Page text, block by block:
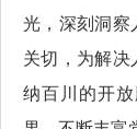
光，深刻洞察
关切，为解决
纳百川的开